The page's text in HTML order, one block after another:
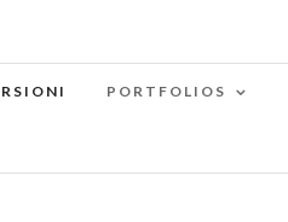
PORTFOLIOS